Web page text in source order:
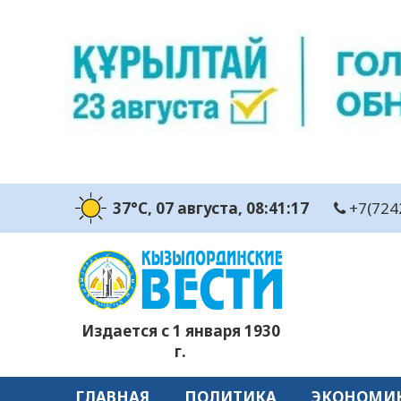
37°C, 07 августа, 08:41:18
Издается с 1 января 1930
г.